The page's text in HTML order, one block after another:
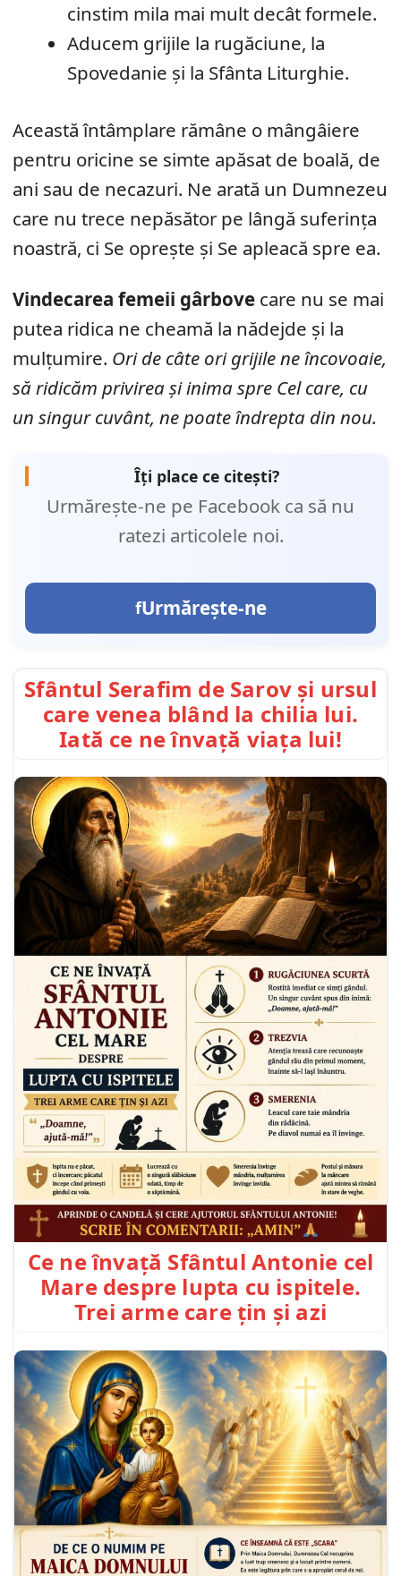
cinstim mila mai mult decât formele.
Aducem grijile la rugăciune, la
Spovedanie și la Sfânta Liturghie.
Această întâmplare rămâne o mângâiere
pentru oricine se simte apăsat de boală, de
ani sau de necazuri. Ne arată un Dumnezeu
care nu trece nepăsător pe lângă suferința
noastră, ci Se oprește și Se apleacă spre ea.
Vindecarea femeii gârbove care nu se mai
putea ridica ne cheamă la nădejde și la
mulțumire. Ori de câte ori grijile ne încovoaie,
să ridicăm privirea și inima spre Cel care, cu
un singur cuvânt, ne poate îndrepta din nou.
Îți place ce citești?
Urmărește-ne pe Facebook ca să nu
ratezi articolele noi.
Urmărește-ne
Sfântul Serafim de Sarov și ursul
care venea blând la chilia lui.
Iată ce ne învață viața lui!
Ce ne învață Sfântul Antonie cel
Mare despre lupta cu ispitele.
Trei arme care țin și azi